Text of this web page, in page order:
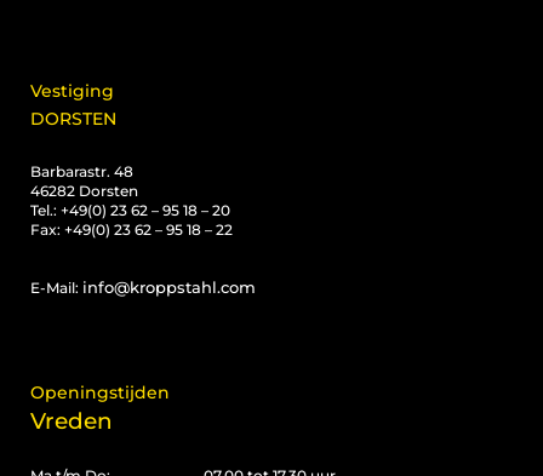
Vestiging
DORSTEN
Barbarastr. 48
46282 Dorsten
Tel.: +49(0) 23 62 – 95 18 – 20
Fax: +49(0) 23 62 – 95 18 – 22
E-Mail: info@kroppstahl.com
Openingstijden
Vreden